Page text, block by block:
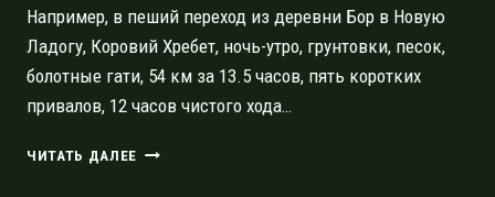
Например, в пеший переход из деревни Бор в Новую
Ладогу, Коровий Хребет, ночь-утро, грунтовки, песок,
болотные гати, 54 км за 13.5 часов, пять коротких
привалов, 12 часов чистого хода…
ЧИТАТЬ ДАЛЕЕ НЕЛЁГКИЙ